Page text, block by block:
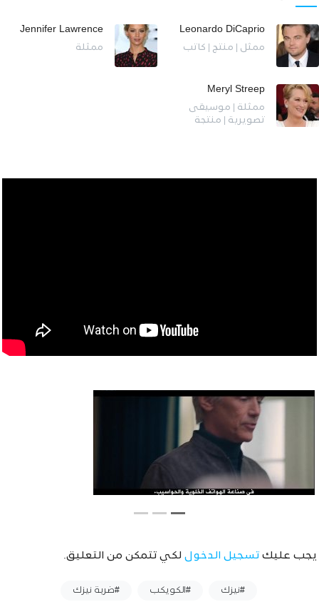
Leonardo DiCaprio
ممثل | منتج | كاتب
Jennifer Lawrence
ممثلة
Meryl Streep
ممثلة | موسيقى
تصويرية | منتجة
يجب عليك تسجيل الدخول لكي تتمكن من التعليق.
#نيزك #الكويكب #ضربة نيزك